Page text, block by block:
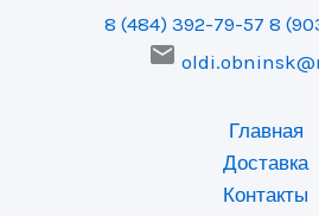
8 (484) 392-79-57 8

Главная
Доставка
Контакты